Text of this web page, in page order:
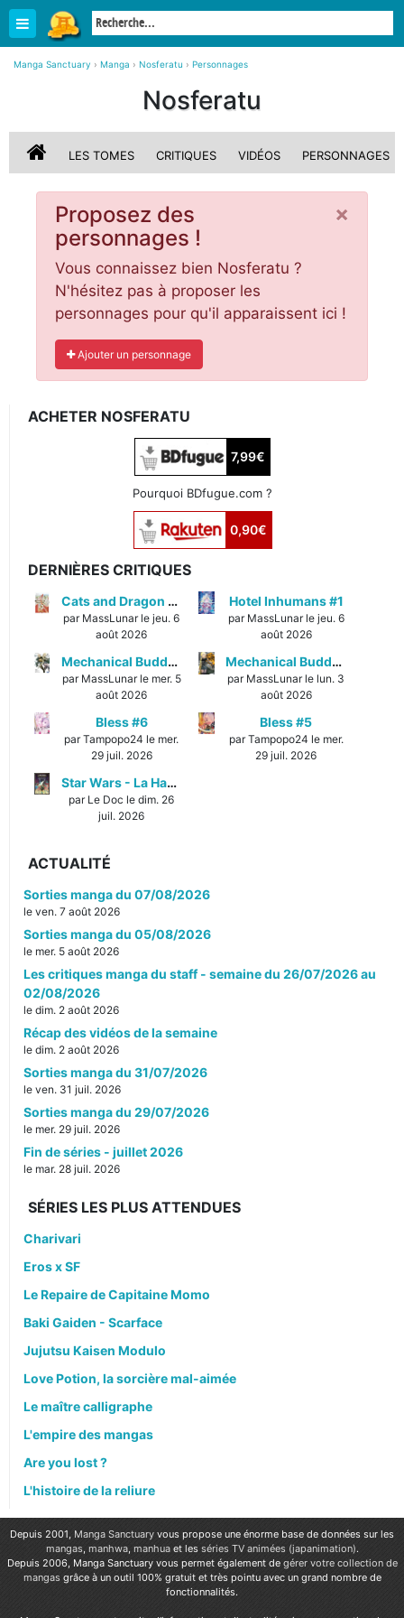
Manga Sanctuary › Manga › Nosferatu › Personnages
Nosferatu
LES TOMES CRITIQUES VIDÉOS PERSONNAGES
×
Proposez des
personnages !
Vous connaissez bien Nosferatu ?
N'hésitez pas à proposer les
personnages pour qu'il apparaissent ici !
Ajouter un personnage
ACHETER NOSFERATU
7,99€
Pourquoi BDfugue.com ?
0,90€
DERNIÈRES CRITIQUES
Cats and Dragon #3
par MassLunar le jeu. 6
août 2026
Hotel Inhumans #1
par MassLunar le jeu. 6
août 2026
Mechanical Buddy Universe #1
par MassLunar le mer. 5
août 2026
Mechanical Buddy Universe #0
par MassLunar le lun. 3
août 2026
Bless #6
par Tampopo24 le mer.
29 juil. 2026
Bless #5
par Tampopo24 le mer.
29 juil. 2026
Star Wars - La Haute République - Un équilibre fragile
par Le Doc le dim. 26
juil. 2026
ACTUALITÉ
Sorties manga du 07/08/2026
le ven. 7 août 2026
Sorties manga du 05/08/2026
le mer. 5 août 2026
Les critiques manga du staff - semaine du 26/07/2026 au
02/08/2026
le dim. 2 août 2026
Récap des vidéos de la semaine
le dim. 2 août 2026
Sorties manga du 31/07/2026
le ven. 31 juil. 2026
Sorties manga du 29/07/2026
le mer. 29 juil. 2026
Fin de séries - juillet 2026
le mar. 28 juil. 2026
SÉRIES LES PLUS ATTENDUES
Charivari
Eros x SF
Le Repaire de Capitaine Momo
Baki Gaiden - Scarface
Jujutsu Kaisen Modulo
Love Potion, la sorcière mal-aimée
Le maître calligraphe
L'empire des mangas
Are you lost ?
L'histoire de la reliure
Depuis 2001, Manga Sanctuary vous propose une énorme base de données sur les
mangas, manhwa, manhuaet les séries TV animées (japanimation).
Depuis 2006, Manga Sanctuary vous permet également de gérer votre collection de
mangas grâce à un outil 100% gratuit et très pointu avec un grand nombre de
fonctionnalités.